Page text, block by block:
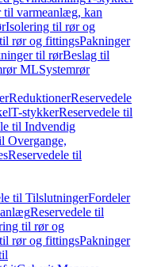
til varmeanlæg, kan
Isolering til rør og
rør og fittingsPakninger
til rørBeslag til
MLSystemrør
ReduktionerReservedele
T-stykkerReservedele til
til Indvendig
Overgange,
Reservedele til
til TilslutningerFordeler
Reservedele til
til rør og
rør og fittingsPakninger